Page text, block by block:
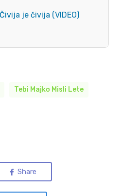
je čivija (VIDEO)
Tebi Majko Misli Lete
Share